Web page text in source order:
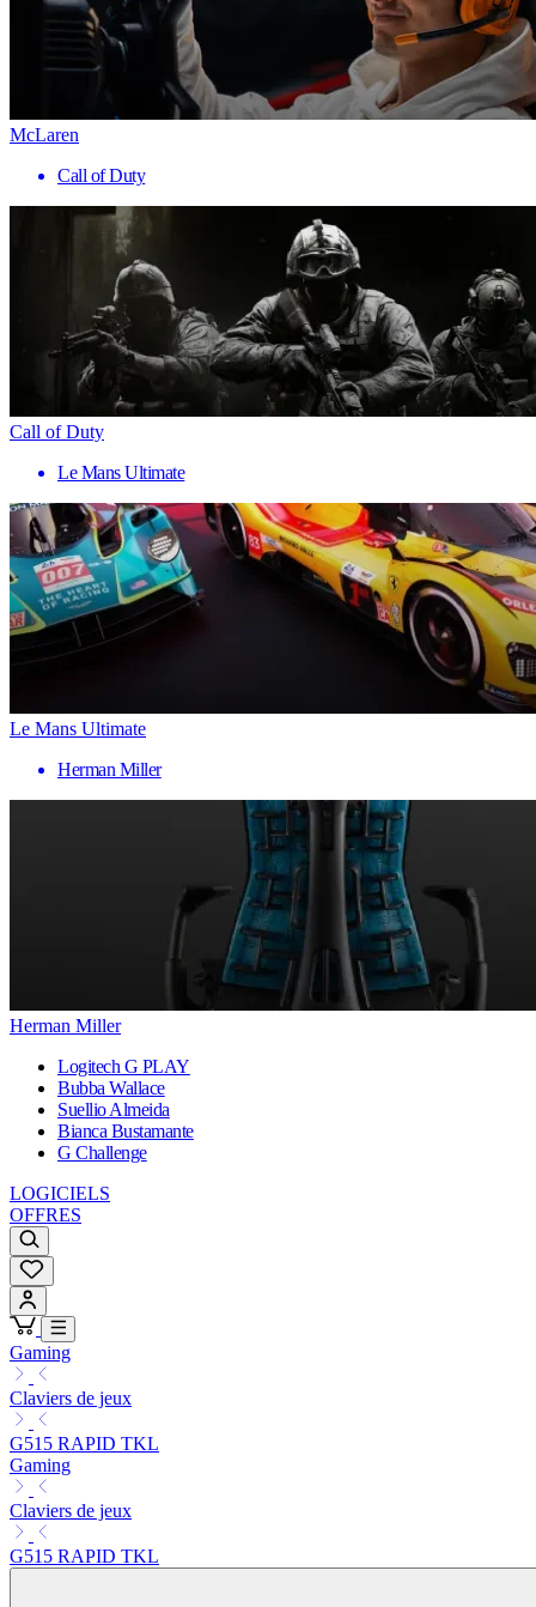
McLaren
Call of Duty
Call of Duty
Le Mans Ultimate
Le Mans Ultimate
Herman Miller
Herman Miller
Logitech G PLAY
Bubba Wallace
Suellio Almeida
Bianca Bustamante
G Challenge
LOGICIELS
OFFRES
Gaming
Claviers de jeux
G515 RAPID TKL
Gaming
Claviers de jeux
G515 RAPID TKL